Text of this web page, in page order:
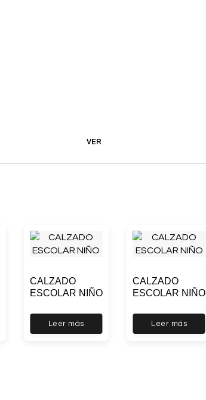
VER
Leer más
CALZADO
ESCOLAR NIÑO
Leer más
CALZADO
ESCOLAR NIÑO